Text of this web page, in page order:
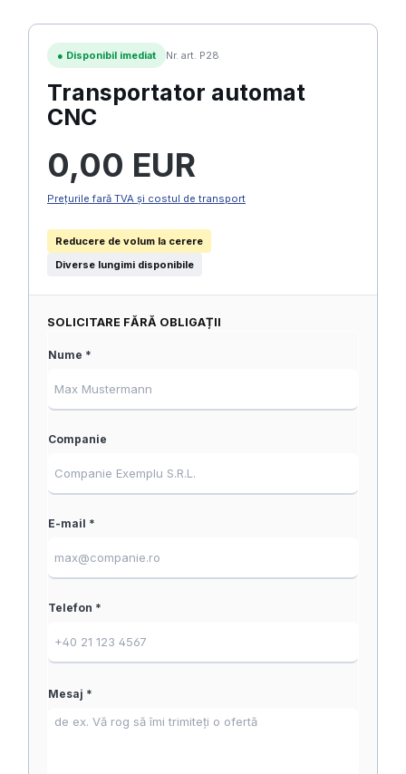
● Disponibil imediat Nr. art. P28
Transportator automat
CNC
0,00 EUR
Prețurile fară TVA și costul de transport
Reducere de volum la cerere
Diverse lungimi disponibile
SOLICITARE FĂRĂ OBLIGAȚII
Nume *
Companie
E-mail *
Telefon *
Mesaj *